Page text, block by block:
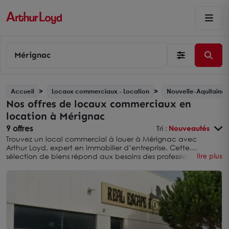
Mérignac
Accueil Locaux commerciaux - Location Nouvelle-Aquitaine
Nos offres de locaux commerciaux en
location à Mérignac
9 offres Tri : Nouveautés
Trouvez un local commercial à louer à Mérignac avec
Arthur Loyd, expert en immobilier d’entreprise. Cette
sélection de biens répond aux besoins des professionnels qui
lire plus